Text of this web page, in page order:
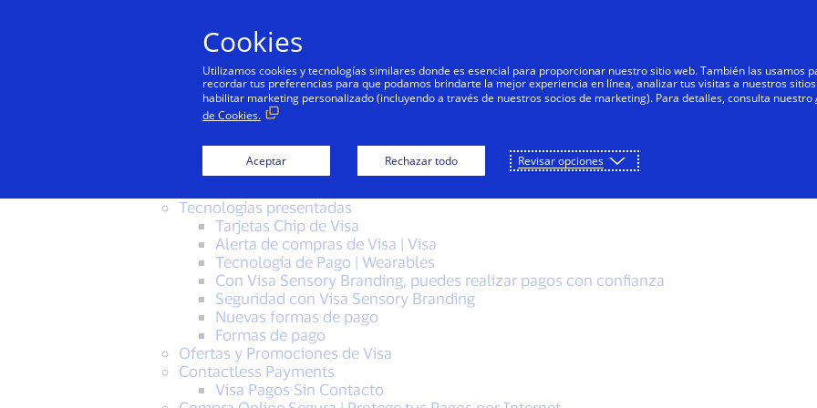
Personas Negocios Innovadores
Sitemap
Visa, un líder confiable en pagos digitales
Tecnologías presentadas
Tarjetas Chip de Visa
Alerta de compras de Visa | Visa
Tecnología de Pago | Wearables
Con Visa Sensory Branding, puedes realizar pagos con confianza
Seguridad con Visa Sensory Branding
Nuevas formas de pago
Formas de pago
Ofertas y Promociones de Visa
Contactless Payments
Visa Pagos Sin Contacto
Cookies
Utilizamos cookies y tecnologías similares donde es esencial para proporcionar nuestro sitio web. También las usamos
recordar tus preferencias para que podamos brindarte la mejor experiencia en línea, analizar tus visitas a nuestros
habilitar marketing personalizado (incluyendo a través de nuestros socios de marketing). Para detalles, consulta nuestro
de Cookies.
Aceptar Rechazar todo Revisar opciones